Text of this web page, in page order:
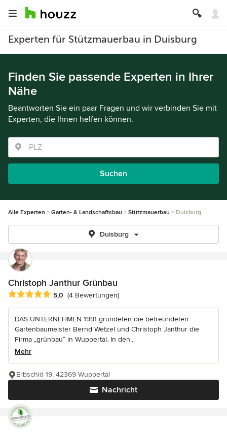
Experten für Stützmauerbau in Duisburg
Finden Sie passende Experten in Ihrer
Nähe
Beantworten Sie ein paar Fragen und wir verbinden Sie mit
Experten, die Ihnen helfen können.
Suchen
Alle Experten Garten- & Landschaftsbau Stützmauerbau Duisburg
Duisburg
Christoph Janthur Grünbau
Durchschnittliche Bewertung: 5 von 5 Sternen
5,0 (4 Bewertungen)
DAS UNTERNEHMEN 1991 gründeten die befreundeten
Gartenbaumeister Bernd Wetzel und Christoph Janthur die
Firma „grünbau“ in Wuppertal. In den...
Mehr
Nachricht
Erbschlö 19, 42369 Wuppertal